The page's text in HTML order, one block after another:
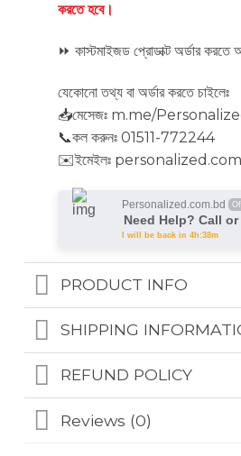
করতে হবে।
⏩ কাস্টমাইজড প্রোডাক্ট অর্ডার করতে
যেকোনো তথ্য বা অর্ডার করতে চাইলেঃ
📥মেসেজঃ m.me/
📞কল করুনঃ 01511-772244
✉️ইমেইলঃ
Personalized.com.bd
Need Help? Call
I will be back in 4h:38m
PRODUCT INFO
SHIPPING
REFUND POLICY
Reviews (0)